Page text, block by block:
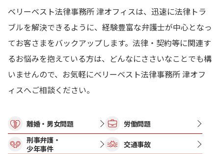
ベリーベスト法律事務所 津オフィスは、迅速に法律トラ
ブルを解決できるように、経験豊富な弁護士が中心となっ
てお客さまをバックアップします。法律・契約等に関連す
るお悩みを抱えている方は、どんなにささいなことでも構
いませんので、お気軽にベリーベスト法律事務所 津オフ
ィスへご相談ください。
離婚・男女問題
労働問題
刑事弁護・
少年事件
交通事故